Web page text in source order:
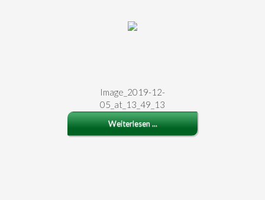
Image_2019-12-
05_at_13_49_13
Weiterlesen ...